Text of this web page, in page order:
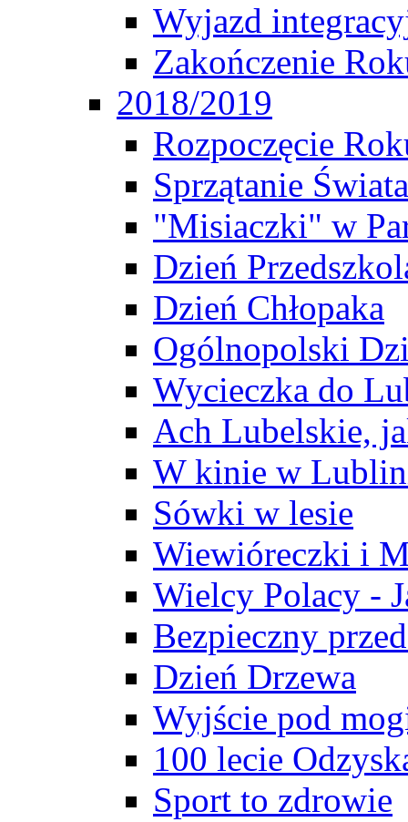
Wyjazd
Zakończenie
2018/2019
Rozpoczęcie
Sprzątanie Świata
"Misiaczki" w
Dzień
Dzień Chłopaka
Ogólnopolski
Wycieczka do
Ach Lubelskie,
W kinie w
Sówki w lesie
Wiewióreczki i
Wielcy Polacy -
Bezpieczny
Dzień Drzewa
Wyjście pod
100 lecie
Sport to zdrowie